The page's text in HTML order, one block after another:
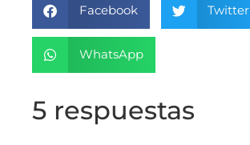
Facebook Twitter
WhatsApp
5 respuestas